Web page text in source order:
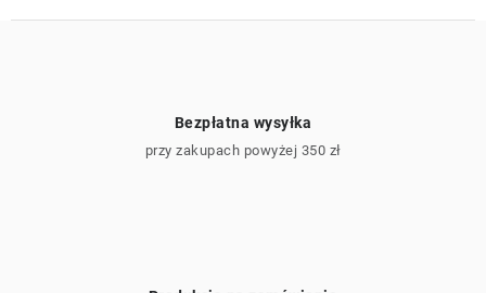
Bezpłatna wysyłka
przy zakupach powyżej 350 zł